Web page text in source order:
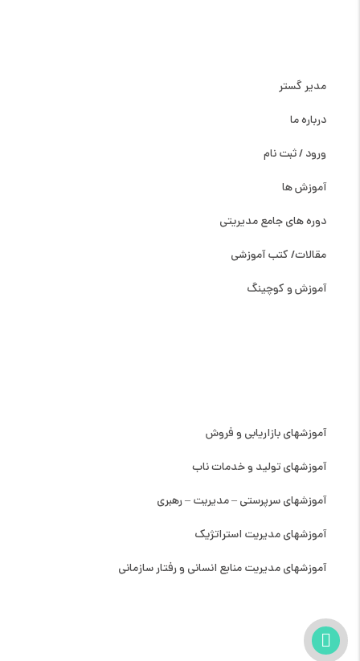
مدیر گستر
درباره ما
ورود / ثبت نام
آموزش ها
دوره های جامع مدیریتی
مقالات/ کتب آموزشی
آموزش و کوچینگ
آموزشهای بازاریابی و فروش
آموزشهای تولید و خدمات ناب
آموزشهای سرپرستی – مدیریت – رهبری
آموزشهای مدیریت استراتژیک
آموزشهای مدیریت منابع انسانی و رفتار سازمانی